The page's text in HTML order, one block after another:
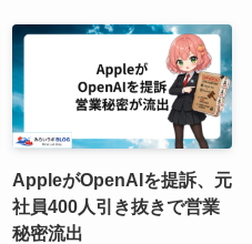
AppleがOpenAIを提訴、元
社員400人引き抜きで営業
秘密流出